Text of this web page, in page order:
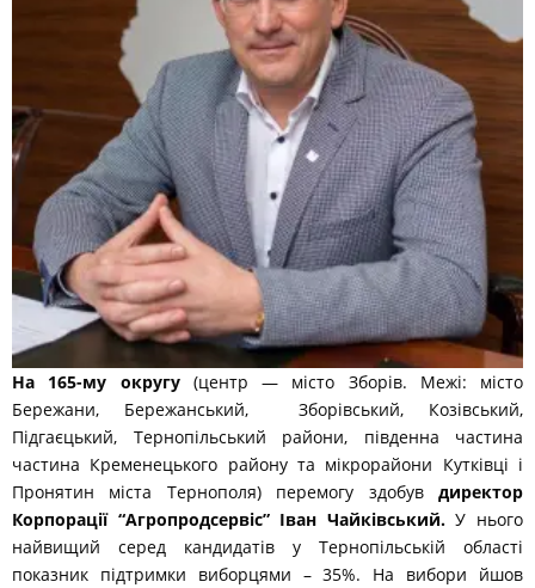
На 165-му округу(центр — місто Зборів. Межі: місто
Бережани, Бережанський, Зборівський, Козівський,
Підгаєцький, Тернопільський райони, південна частина
частина Кременецького району та мікрорайони Кутківці і
Пронятин міста Тернополя) перемогу здобув директор
Корпорації “Агропродсервіс” Іван Чайківський.У нього
найвищий серед кандидатів у Тернопільській області
показник підтримки виборцями – 35%. На вибори йшов